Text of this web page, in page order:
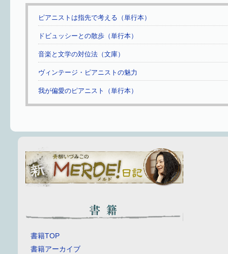
ピアニストは指先で考える（単行本）
ドビュッシーとの散歩（単行本）
音楽と文学の対位法（文庫）
ヴィンテージ・ピアニストの魅力
我が偏愛のピアニスト（単行本）
書籍TOP
書籍アーカイブ